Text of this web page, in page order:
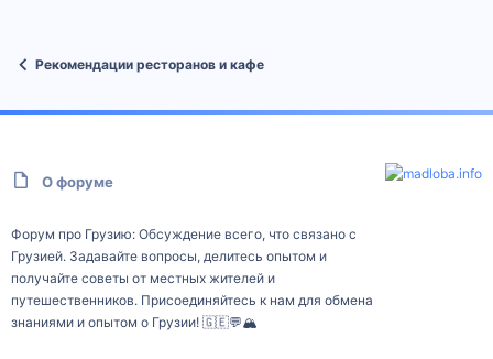
Рекомендации ресторанов и кафе
О форуме
Форум про Грузию: Обсуждение всего, что связано с
Грузией. Задавайте вопросы, делитесь опытом и
получайте советы от местных жителей и
путешественников. Присоединяйтесь к нам для обмена
знаниями и опытом о Грузии! 🇬🇪💬🏔️